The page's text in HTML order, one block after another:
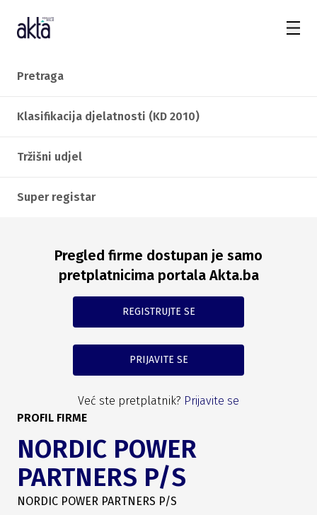
Pretraga
Klasifikacija djelatnosti (KD 2010)
Tržišni udjel
Super registar
Pregled firme dostupan je samo
pretplatnicima portala Akta.ba
REGISTRUJTE SE
PRIJAVITE SE
Već ste pretplatnik? Prijavite se
PROFIL FIRME
NORDIC POWER
PARTNERS P/S
NORDIC POWER PARTNERS P/S